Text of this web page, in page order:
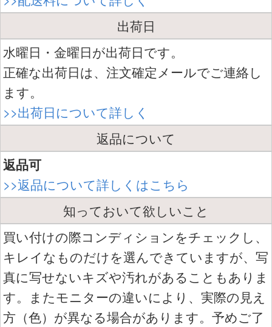
出荷日
水曜日・金曜日が出荷日です。
正確な出荷日は、注文確定メールでご連絡し
ます。
>>出荷日について詳しく
返品について
返品可
>>返品について詳しくはこちら
知っておいて欲しいこと
買い付けの際コンディションをチェックし、
キレイなものだけを選んできていますが、写
真に写せないキズや汚れがあることもありま
す。またモニターの違いにより、実際の見え
方（色）が異なる場合があります。予めご了